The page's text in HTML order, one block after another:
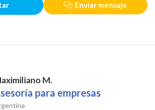
Enviar mensaje
M.
para empresas